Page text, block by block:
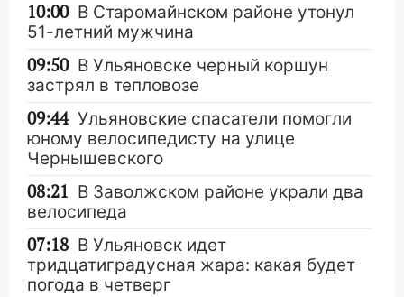
10:00 В Старомайнском районе утонул
51-летний мужчина
09:50 В Ульяновске черный коршун
застрял в тепловозе
09:44 Ульяновские спасатели помогли
юному велосипедисту на улице
Чернышевского
08:21 В Заволжском районе украли два
велосипеда
07:18 В Ульяновск идет
тридцатиградусная жара: какая будет
погода в четверг